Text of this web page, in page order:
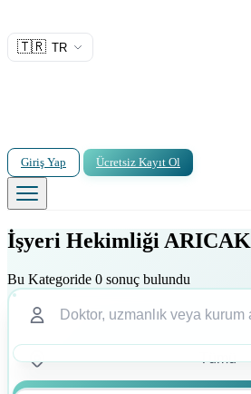
🇹🇷 TR
Giriş Yap Ücretsiz Kayıt Ol
İşyeri Hekimliği ARICAK
Bu Kategoride 0 sonuç bulundu